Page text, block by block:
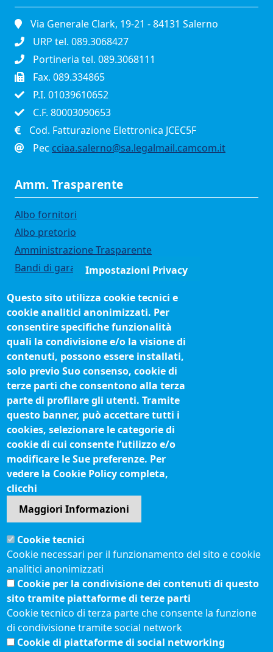
Via Generale Clark, 19-21 - 84131 Salerno
URP tel. 089.3068427
Portineria tel. 089.3068111
Fax. 089.334865
P.I. 01039610652
C.F. 80003090653
Cod. Fatturazione Elettronica JCEC5F
Pec cciaa.salerno@sa.legalmail.camcom.it
Amm. Trasparente
Albo fornitori
Albo pretorio
Amministrazione Trasparente
Bandi di gara
Concorsi e selezioni
Organigramma
Procedimenti (come fare per)
Siti tematici
Biblioteca camerale
Fatturazione elettronica
IBAN pagamenti alla CCIAA
Questionari soddisfazione utenti
Seguici su
Sito web
Accesso riservato
Mappa del sito
Redazione
Statistiche di accesso
Visite totali al portale: 2641211
Impostazioni Privacy
Questo sito utilizza cookie tecnici e
cookie analitici anonimizzati. Per
consentire specifiche funzionalità
quali la condivisione e/o la visione di
contenuti, possono essere installati,
solo previo Suo consenso, cookie di
terze parti che consentono alla terza
parte di profilare gli utenti. Tramite
questo banner, può accettare tutti i
cookies, selezionare le categorie di
cookie di cui consente l’utilizzo e/o
modificare le Sue preferenze. Per
vedere la Cookie Policy completa,
clicchi
Maggiori Informazioni
Cookie tecnici
Cookie necessari per il funzionamento del sito e cookie
analitici anonimizzati
Cookie per la condivisione dei contenuti di questo
sito tramite piattaforme di terze parti
Cookie tecnico di terza parte che consente la funzione
di condivisione tramite social network
Cookie di piattaforme di social networking